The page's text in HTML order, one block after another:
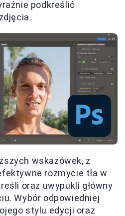
podkreślić
wskazówek, z
rozmycie tła w
oraz uwypukli główny
Wybór odpowiedniej
stylu edycji oraz